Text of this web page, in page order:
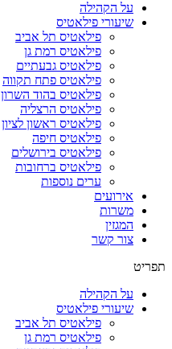
על הקהילה
שיעורי פילאטיס
פילאטיס תל אביב
פילאטיס רמת גן
פילאטיס גבעתיים
פילאטיס פתח תקווה
פילאטיס בהוד השרון
פילאטיס הרצליה
פילאטיס ראשון לציון
פילאטיס חיפה
פילאטיס בירושלים
פילאטיס ברחובות
ערים נוספות
אירועים
משרות
המגזין
צור קשר
תפריט
על הקהילה
שיעורי פילאטיס
פילאטיס תל אביב
פילאטיס רמת גן